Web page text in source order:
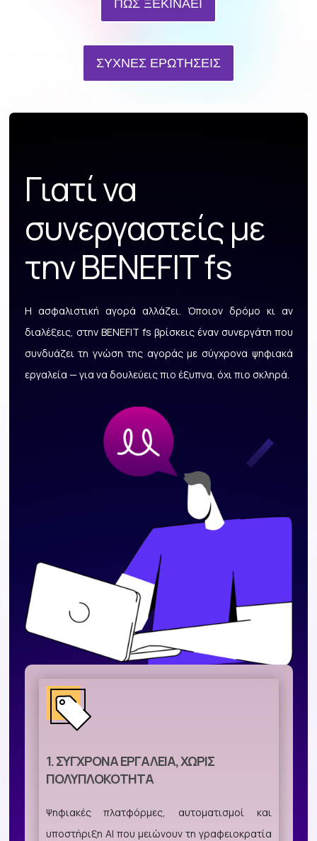
ΣΥΧΝΕΣ ΕΡΩΤΗΣΕΙΣ
Γιατί να
συνεργαστείς με
την BENEFIT fs
Η ασφαλιστική αγορά αλλάζει. Όποιον δρόμο κι αν
διαλέξεις, στην BENEFIT fs βρίσκεις έναν συνεργάτη που
συνδυάζει τη γνώση της αγοράς με σύγχρονα ψηφιακά
εργαλεία — για να δουλεύεις πιο έξυπνα, όχι πιο σκληρά.
1. ΣΎΓΧΡΟΝΑ ΕΡΓΑΛΕΊΑ, ΧΩΡΊΣ
ΠΟΛΥΠΛΟΚΌΤΗΤΑ
Ψηφιακές πλατφόρμες, αυτοματισμοί και
υποστήριξη AI που μειώνουν τη γραφειοκρατία